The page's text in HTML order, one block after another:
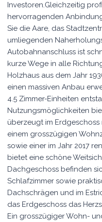
Investoren.Gleichzeitig
hervorragenden
Sie die Aare, das
umliegenden
Autobahnanschluss ist
kurze Wege in alle
Holzhaus aus dem Jahr
einen massiven Anbau
4.5 Zimmer-Einheiten
Nutzungsmöglichkeiten
überzeugt im
einem grosszügigen
sowie einer im Jahr 2017
bietet eine schöne
Dachgeschoss befinden
Schlafzimmer sowie
Dachschrägen und im
das Erdgeschoss das
Ein grosszügiger Wohn-